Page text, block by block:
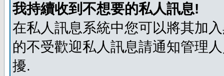
我持續收到不想要的私人訊息!
在私人訊息系統中您可以將其加
的不受歡迎私人訊息請通知管理
擾.